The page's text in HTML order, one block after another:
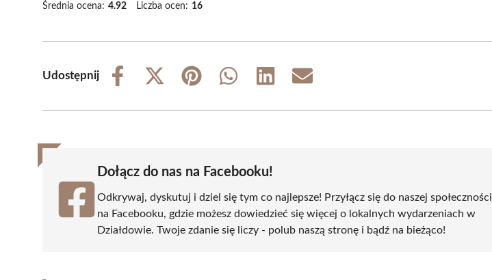
Średnia ocena: 4.92 Liczba ocen: 16
Udostępnij
Share
Share
(Twitter)
Share
Share
Share
Share
Dołącz do nas na Facebooku!
Odkrywaj, dyskutuj i dziel się tym co najlepsze! Przyłącz się do naszej społeczności
na Facebooku, gdzie możesz dowiedzieć się więcej o lokalnych wydarzeniach w
Działdowie. Twoje zdanie się liczy - polub naszą stronę i bądź na bieżąco!